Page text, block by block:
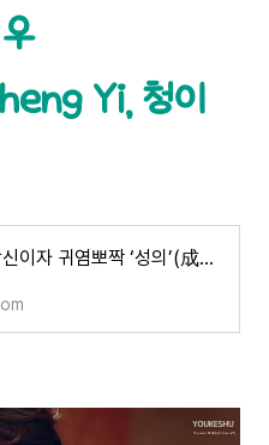
Yi, 청이
중드 고장극 남신이자 귀염뽀짝 ‘성의’(成毅, Cheng Yi)